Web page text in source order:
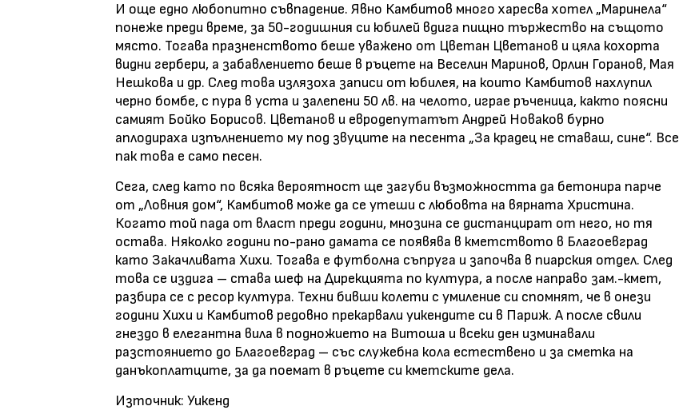
И още едно любопитно съвпадение. Явно Камбитов много харесва хотел „Маринела“
понеже преди време, за 50-годишния си юбилей вдига пищно тържество на същото
място. Тогава празненството беше уважено от Цветан Цветанов и цяла кохорта
видни гербери, а забавлението беше в ръцете на Веселин Маринов, Орлин Горанов, Мая
Нешкова и др. След това излязоха записи от юбилея, на които Камбитов нахлупил
черно бомбе, с пура в уста и залепени 50 лв. на челото, играе ръченица, както поясни
самият Бойко Борисов. Цветанов и евродепутатът Андрей Новаков бурно
аплодираха изпълнението му под звуците на песента „За крадец не ставаш, сине“. Все
пак това е само песен.
Сега, след като по всяка вероятност ще загуби възможността да бетонира парче
от „Ловния дом“, Камбитов може да се утеши с любовта на вярната Христина.
Когато той пада от власт преди години, мнозина се дистанцират от него, но тя
остава. Няколко години по-рано дамата се появява в кметството в Благоевград
като Закачливата Хихи. Тогава е футболна съпруга и започва в пиарския отдел. След
това се издига – става шеф на Дирекцията по култура, а после направо зам.-кмет,
разбира се с ресор култура. Техни бивши колети с умиление си спомнят, че в онези
години Хихи и Камбитов редовно прекарвали уикендите си в Париж. А после свили
гнездо в елегантна вила в подножието на Витоша и всеки ден изминавали
разстоянието до Благоевград – със служебна кола естествено и за сметка на
данъкоплатците, за да поемат в ръцете си кметските дела.
Източник: Уикенд